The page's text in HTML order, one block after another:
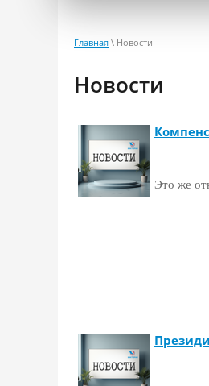
Главная \ Новости
Новости
Это же